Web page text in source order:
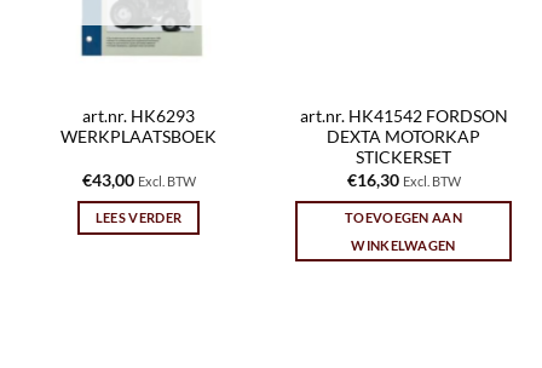
art.nr. HK6293
WERKPLAATSBOEK
€43,00 Excl. BTW
LEES VERDER
art.nr. HK41542 FORDSON
DEXTA MOTORKAP
STICKERSET
€16,30 Excl. BTW
TOEVOEGEN AAN
WINKELWAGEN